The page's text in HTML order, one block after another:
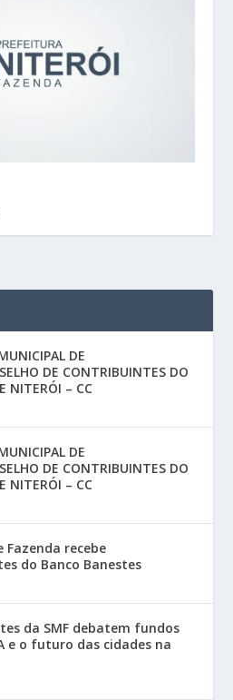
DE
DE CONTRIBUINTES DO
NITERÓI – CC
DE
DE CONTRIBUINTES DO
NITERÓI – CC
Fazenda recebe
do Banco Banestes
da SMF debatem fundos
e o futuro das cidades na